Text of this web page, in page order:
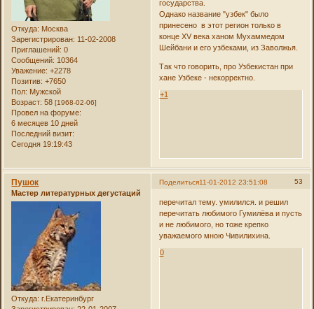
Откуда: Москва
Зарегистрирован: 11-02-2008
Приглашений: 0
Сообщений: 10364
Уважение: +2278
Позитив: +7650
Пол: Мужской
Возраст: 58[1968-02-06]
Провел на форуме:
6 месяцев 10 дней
Последний визит:
Сегодня 19:19:43
государства.
Однако название "узбек" было
принесено в этот регион только в
конце XV века ханом Мухаммедом
Шейбани и его узбеками, из Заволжья.
Так что говорить, про Узбекистан при
хане Узбеке - некорректно.
+1
Поделиться 53
11-01-2012 23:51:08
Пушок
Мастер литературных дегустаций
Откуда: г.Екатеринбург
перечитал тему. умилился. и решил
перечитать любимого Гумилёва и пусть
и не любимого, но тоже крепко
уважаемого мною Чивилихина.
0